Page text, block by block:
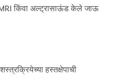
MRI किंवा अल्ट्रासाऊंड केले जाऊ
हस्तक्षेपाची